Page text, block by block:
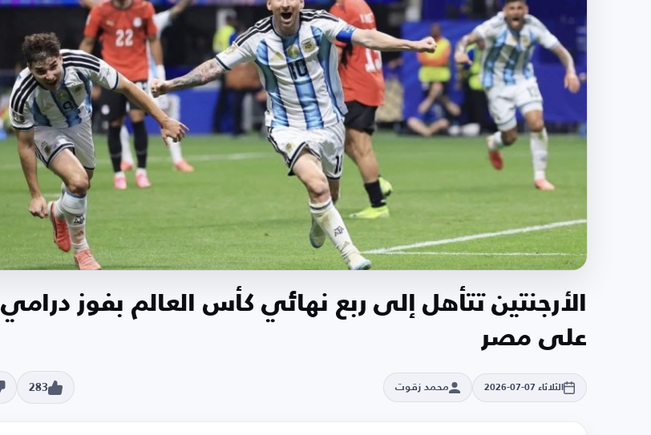
الأرجنتين تتأهل إلى ربع نهائي كأس العالم بفوز درامي
على مصر
الثلاثاء 07-07-2026 محمد زقوت 283